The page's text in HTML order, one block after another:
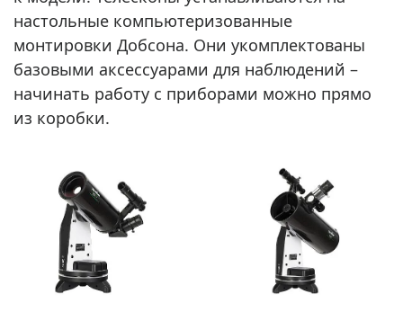
настольные компьютеризованные
монтировки Добсона. Они укомплектованы
базовыми аксессуарами для наблюдений –
начинать работу с приборами можно прямо
из коробки.